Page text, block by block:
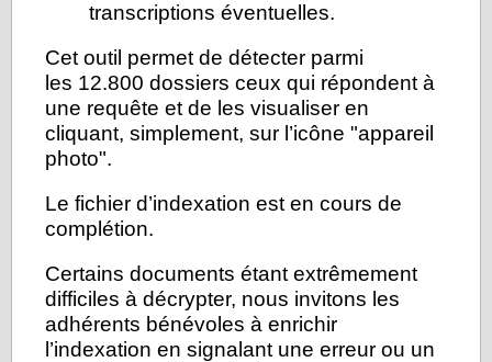
transcriptions éventuelles.
Cet outil permet de détecter parmi
les 12.800 dossiers ceux qui répondent à
une requête et de les visualiser en
cliquant, simplement, sur l’icône "appareil
photo".
Le fichier d’indexation est en cours de
complétion.
Certains documents étant extrêmement
difficiles à décrypter, nous invitons les
adhérents bénévoles à enrichir
l’indexation en signalant une erreur ou un